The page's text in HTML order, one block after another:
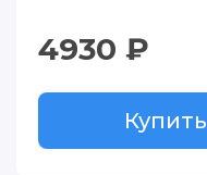
4930 ₽
Купить